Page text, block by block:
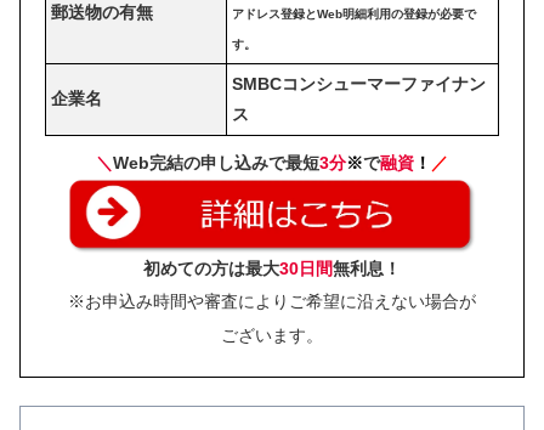
郵送物の有無 アドレス登録とWeb明細利用の登録が必要で
す。
企業名
SMBCコンシューマーファイナン
ス
＼Web完結の申し込みで最短3分※で融資 ！ ／
初めての方は最大30日間無利息！
※お申込み時間や審査によりご希望に沿えない場合が
ございます。